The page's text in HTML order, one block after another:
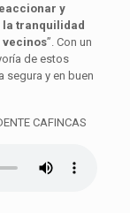
y
tranquilidad
vecinos”. Con un
de estos
segura y en buen
CAFINCAS